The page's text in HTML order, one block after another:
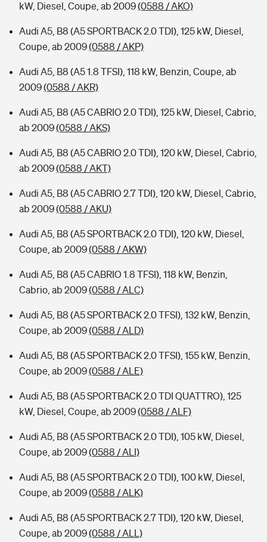
kW, Diesel, Coupe, ab 2009(0588 / AKO)
Audi A5, B8 (A5 SPORTBACK 2.0 TDI), 125 kW, Diesel,
Coupe, ab 2009(0588 / AKP)
Audi A5, B8 (A5 1.8 TFSI), 118 kW, Benzin, Coupe, ab
2009(0588 / AKR)
Audi A5, B8 (A5 CABRIO 2.0 TDI), 125 kW, Diesel, Cabrio,
ab 2009(0588 / AKS)
Audi A5, B8 (A5 CABRIO 2.0 TDI), 120 kW, Diesel, Cabrio,
ab 2009(0588 / AKT)
Audi A5, B8 (A5 CABRIO 2.7 TDI), 120 kW, Diesel, Cabrio,
ab 2009(0588 / AKU)
Audi A5, B8 (A5 SPORTBACK 2.0 TDI), 120 kW, Diesel,
Coupe, ab 2009(0588 / AKW)
Audi A5, B8 (A5 CABRIO 1.8 TFSI), 118 kW, Benzin,
Cabrio, ab 2009(0588 / ALC)
Audi A5, B8 (A5 SPORTBACK 2.0 TFSI), 132 kW, Benzin,
Coupe, ab 2009(0588 / ALD)
Audi A5, B8 (A5 SPORTBACK 2.0 TFSI), 155 kW, Benzin,
Coupe, ab 2009(0588 / ALE)
Audi A5, B8 (A5 SPORTBACK 2.0 TDI QUATTRO), 125
kW, Diesel, Coupe, ab 2009(0588 / ALF)
Audi A5, B8 (A5 SPORTBACK 2.0 TDI), 105 kW, Diesel,
Coupe, ab 2009(0588 / ALI)
Audi A5, B8 (A5 SPORTBACK 2.0 TDI), 100 kW, Diesel,
Coupe, ab 2009(0588 / ALK)
Audi A5, B8 (A5 SPORTBACK 2.7 TDI), 120 kW, Diesel,
Coupe, ab 2009(0588 / ALL)